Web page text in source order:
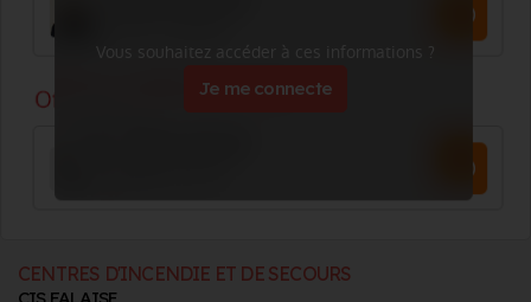
Vous souhaitez accéder à ces informations ?
Je me connecte
CENTRES D'INCENDIE ET DE SECOURS